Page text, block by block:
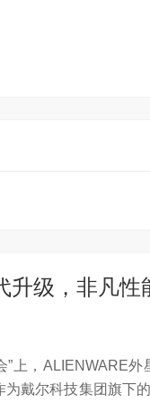
升级，非凡性
”上，ALIENWARE
戴尔科技集团旗下